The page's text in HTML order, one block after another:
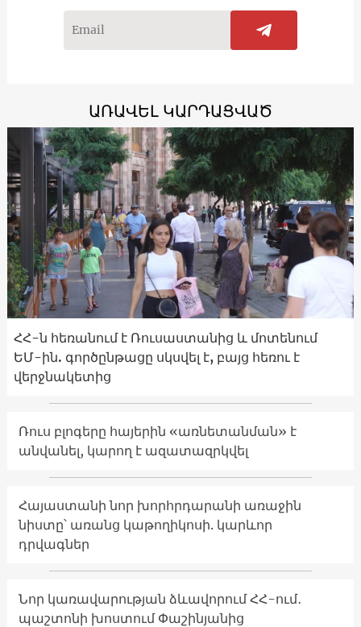
ԱՌԱՎԵԼ ԿԱՐԴԱՑՎԱԾ
ՀՀ-ն հեռանում է Ռուսաստանից և մոտենում
ԵՄ-ին. գործընթացը սկսվել է, բայց հեռու է
վերջնակետից
Ռուս բլոգերը հայերին «առնետանման» է
անվանել, կարող է ազատազրկվել
Հայաստանի նոր խորհրդարանի առաջին
նիստը՝ առանց կաթողիկոսի. կարևոր
դրվագներ
Նոր կառավարության ձևավորում ՀՀ-ում․
պաշտոնի խոստում Փաշինյանից